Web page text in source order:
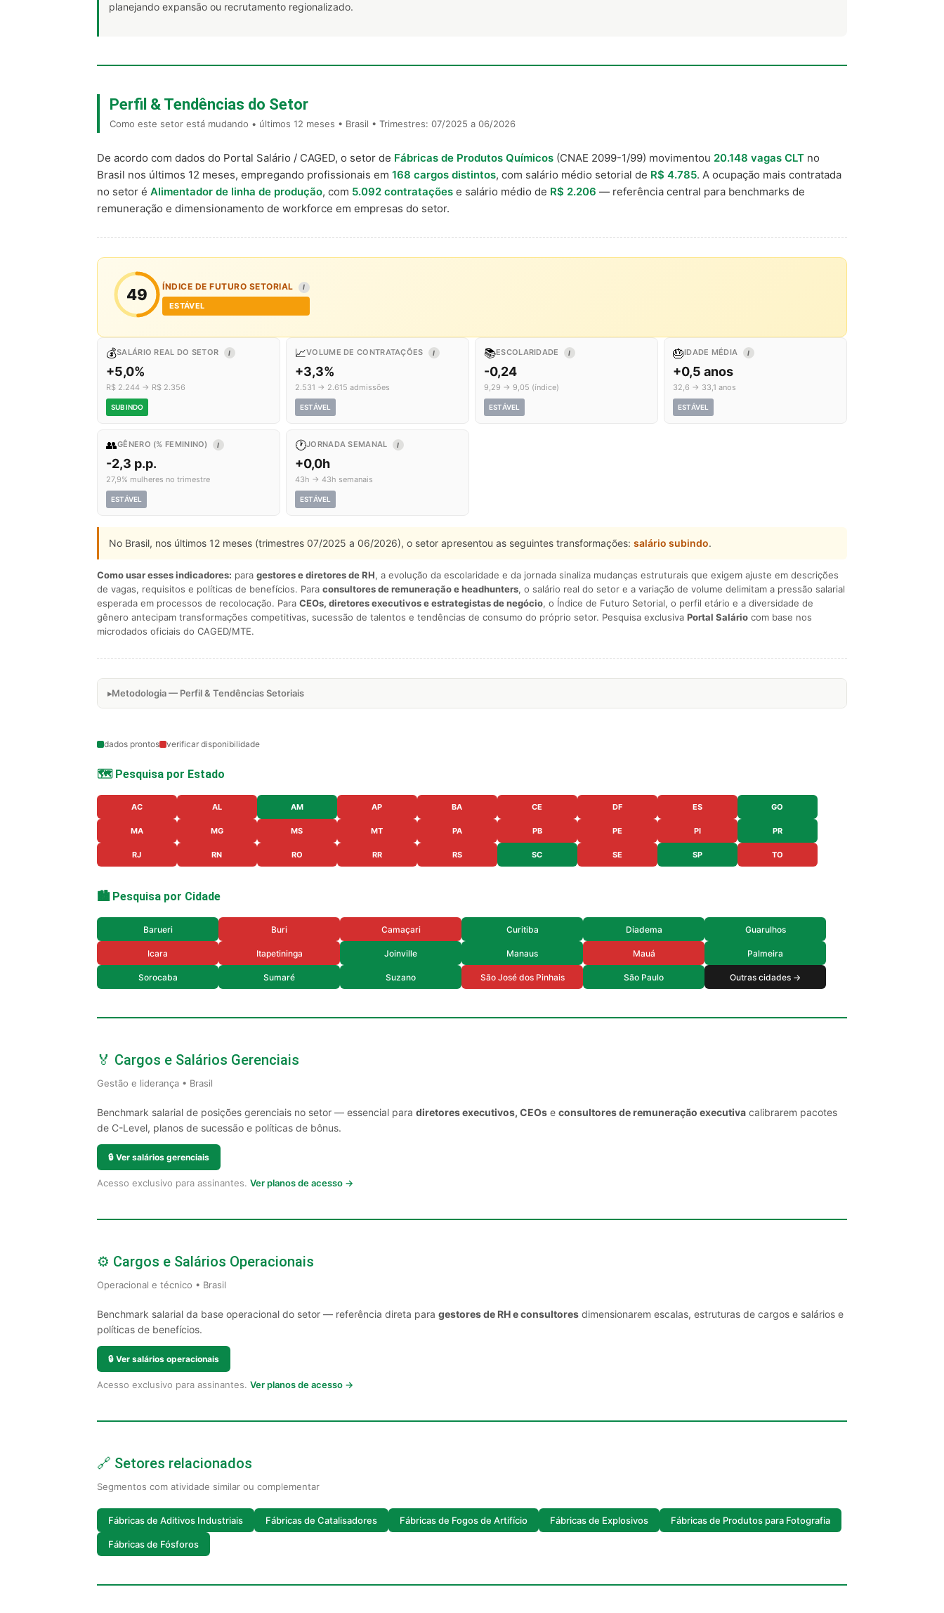
planejando expansão ou recrutamento regionalizado.
Perfil & Tendências do Setor
Como este setor está mudando • últimos 12 meses • Brasil • Trimestres: 07/2025 a 06/2026
De acordo com dados do Portal Salário / CAGED, o setor de Fábricas de Produtos Químicos (CNAE 2099-1/99) movimentou 20.148 vagas CLT no
Brasil nos últimos 12 meses, empregando profissionais em 168 cargos distintos, com salário médio setorial de R$ 4.785. A ocupação mais contratada
no setor é Alimentador de linha de produção, com 5.092 contratações e salário médio de R$ 2.206 — referência central para benchmarks de
remuneração e dimensionamento de workforce em empresas do setor.
49 ÍNDICE DE FUTURO SETORIAL I
ESTÁVEL
💰SALÁRIO REAL DO SETOR I
+5,0%
R$ 2.244 → R$ 2.356
SUBINDO
📈VOLUME DE CONTRATAÇÕES I
+3,3%
2.531 → 2.615 admissões
ESTÁVEL
📚ESCOLARIDADE I
-0,24
9,29 → 9,05 (índice)
ESTÁVEL
🎂IDADE MÉDIA I
+0,5 anos
32,6 → 33,1 anos
ESTÁVEL
👥GÊNERO (% FEMININO) I
-2,3 p.p.
27,9% mulheres no trimestre
ESTÁVEL
🕐JORNADA SEMANAL I
+0,0h
43h → 43h semanais
ESTÁVEL
No Brasil, nos últimos 12 meses (trimestres 07/2025 a 06/2026), o setor apresentou as seguintes transformações: salário subindo.
Como usar esses indicadores: para gestores e diretores de RH, a evolução da escolaridade e da jornada sinaliza mudanças estruturais que exigem ajuste em descrições
de vagas, requisitos e políticas de benefícios. Para consultores de remuneração e headhunters, o salário real do setor e a variação de volume delimitam a pressão salarial
esperada em processos de recolocação. Para CEOs, diretores executivos e estrategistas de negócio, o Índice de Futuro Setorial, o perfil etário e a diversidade de
gênero antecipam transformações competitivas, sucessão de talentos e tendências de consumo do próprio setor. Pesquisa exclusiva Portal Salário com base nos
microdados oficiais do CAGED/MTE.
Metodologia — Perfil & Tendências Setoriais
dados prontos verificar disponibilidade
🗺️ Pesquisa por Estado
AC AL AM AP BA CE DF ES GO
MA MG MS MT PA PB PE PI PR
RJ RN RO RR RS SC SE SP TO
🏙️ Pesquisa por Cidade
Barueri Buri Camaçari Curitiba Diadema Guarulhos
Icara Itapetininga Joinville Manaus Mauá Palmeira
Sorocaba Sumaré Suzano São José dos Pinhais São Paulo Outras cidades →
🏅 Cargos e Salários Gerenciais
Gestão e liderança • Brasil
Benchmark salarial de posições gerenciais no setor — essencial para diretores executivos, CEOs e consultores de remuneração executiva calibrarem pacotes
de C-Level, planos de sucessão e políticas de bônus.
🔒 Ver salários gerenciais
Acesso exclusivo para assinantes. Ver planos de acesso →
⚙️ Cargos e Salários Operacionais
Operacional e técnico • Brasil
Benchmark salarial da base operacional do setor — referência direta para gestores de RH e consultores dimensionarem escalas, estruturas de cargos e salários e
políticas de benefícios.
🔒 Ver salários operacionais
Acesso exclusivo para assinantes. Ver planos de acesso →
🔗 Setores relacionados
Segmentos com atividade similar ou complementar
Fábricas de Aditivos Industriais Fábricas de Catalisadores Fábricas de Fogos de Artifício Fábricas de Explosivos Fábricas de Produtos para Fotografia
Fábricas de Fósforos